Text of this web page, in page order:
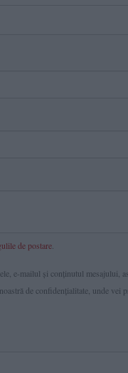
de postare
e-mailul şi conținutul mesajului,
de confidenţialitate, unde vei